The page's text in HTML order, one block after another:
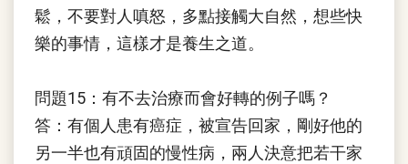
鬆，不要對人嗔怒，多點接觸大自然，想些快
樂的事情，這樣才是養生之道。
問題15：有不去治療而會好轉的例子嗎？
答：有個人患有癌症，被宣告回家，剛好他的
另一半也有頑固的慢性病，兩人決意把若干家